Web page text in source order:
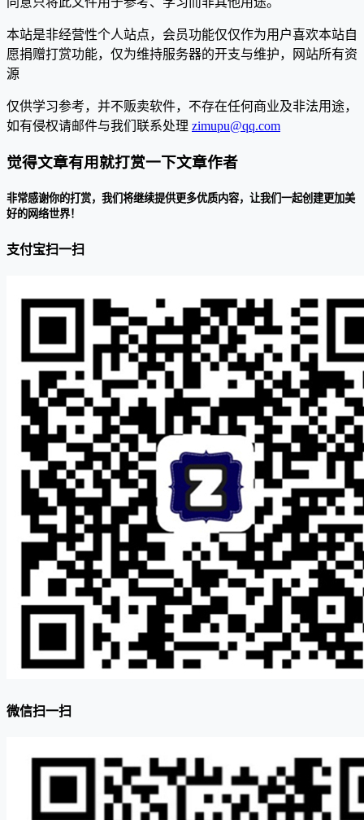
本站是非经营性个人站点，会员功能仅仅作为用户喜欢本站自
愿捐赠打赏功能，仅为维持服务器的开支与维护，网站所有资
源
仅供学习参考，并不贩卖软件，不存在任何商业及非法用途，
如有侵权请邮件与我们联系处理 zimupu@qq.com
觉得文章有用就打赏一下文章作者
非常感谢你的打赏，我们将继续提供更多优质内容，让我们一起创建更加美
好的网络世界！
支付宝扫一扫
微信扫一扫